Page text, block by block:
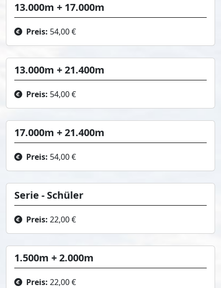
13.000m + 17.000m
Preis: 54,00 €
13.000m + 21.400m
Preis: 54,00 €
17.000m + 21.400m
Preis: 54,00 €
Serie - Schüler
Preis: 22,00 €
1.500m + 2.000m
Preis: 22,00 €